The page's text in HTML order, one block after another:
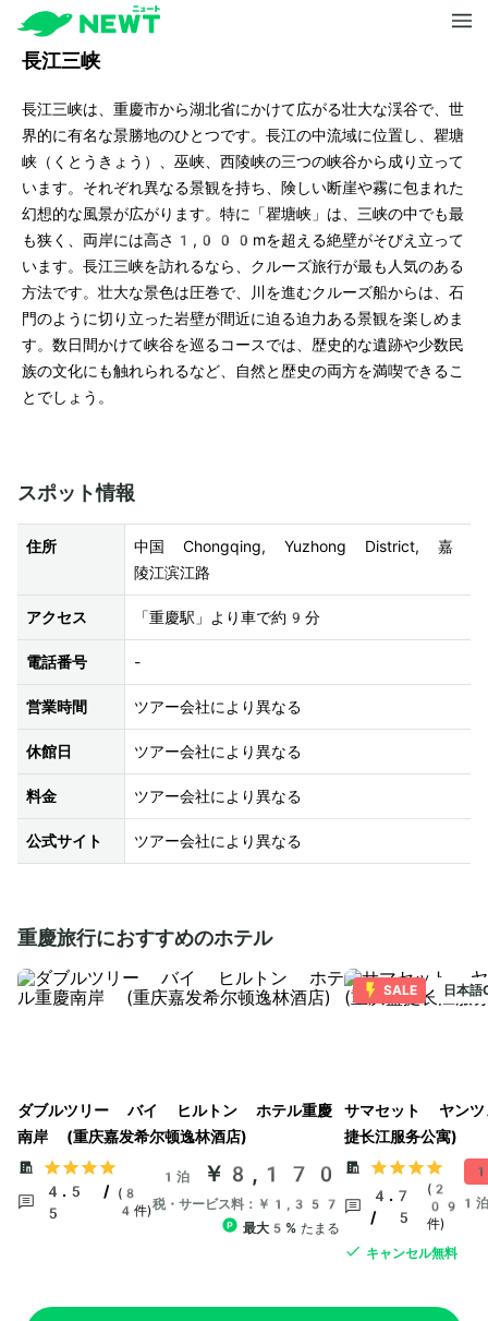
長江三峡
長江三峡は、重慶市から湖北省にかけて広がる壮大な渓谷で、世
界的に有名な景勝地のひとつです。長江の中流域に位置し、瞿塘
峡（くとうきょう）、巫峡、西陵峡の三つの峡谷から成り立って
います。それぞれ異なる景観を持ち、険しい断崖や霧に包まれた
幻想的な風景が広がります。特に「瞿塘峡」は、三峡の中でも最
も狭く、両岸には高さ1,000mを超える絶壁がそびえ立って
います。長江三峡を訪れるなら、クルーズ旅行が最も人気のある
方法です。壮大な景色は圧巻で、川を進むクルーズ船からは、石
門のように切り立った岩壁が間近に迫る迫力ある景観を楽しめま
す。数日間かけて峡谷を巡るコースでは、歴史的な遺跡や少数民
族の文化にも触れられるなど、自然と歴史の両方を満喫できるこ
とでしょう。
スポット情報
住所
中国 Chongqing, Yuzhong District, 嘉
陵江滨江路
アクセス 「重慶駅」より車で約9分
電話番号 -
営業時間 ツアー会社により異なる
休館日 ツアー会社により異なる
料金 ツアー会社により異なる
公式サイト ツアー会社により異なる
重慶旅行におすすめのホテル
ダブルツリー バイ ヒルトン ホテル重慶
南岸 (重庆嘉发希尔顿逸林酒店)
4.5 /
5
(8
4件)
1泊 ￥8,170
税・サービス料：￥1,357
最大5% たまる
SALE 日本語
サマセット ヤン
捷长江服务公寓)
4.7
/ 5
(2
09
件)
キャンセル無料
1泊